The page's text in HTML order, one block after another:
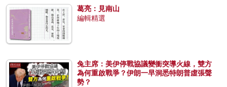
葛亮：見南山
編輯精選
兔主席：美伊停戰協議變衝突導火線，雙方
為何重啟戰爭？伊朗一早洞悉特朗普虛張聲
勢？